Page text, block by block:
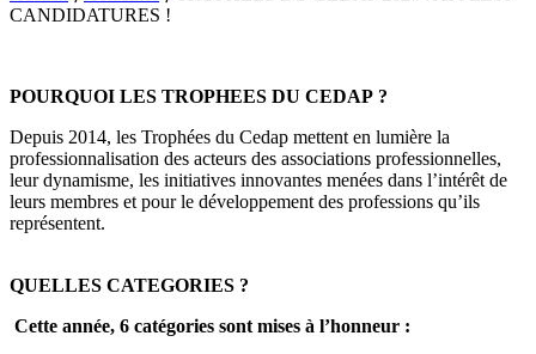
CANDIDATURES !
POURQUOI LES TROPHEES DU CEDAP ?
Depuis 2014, les Trophées du Cedap mettent en lumière la
professionnalisation des acteurs des associations professionnelles,
leur dynamisme, les initiatives innovantes menées dans l’intérêt de
leurs membres et pour le développement des professions qu’ils
représentent.
QUELLES CATEGORIES ?
Cette année, 6 catégories sont mises à l’honneur :